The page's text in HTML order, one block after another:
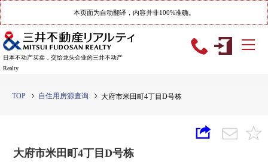
本页面为自动翻译，内容并非100%准确。
日本不动产买卖，交给龙头企业的三井不动产
Realty
TOP 自住用房源查询 大府市米田町4丁目D号栋
大府市米田町4丁目D号栋